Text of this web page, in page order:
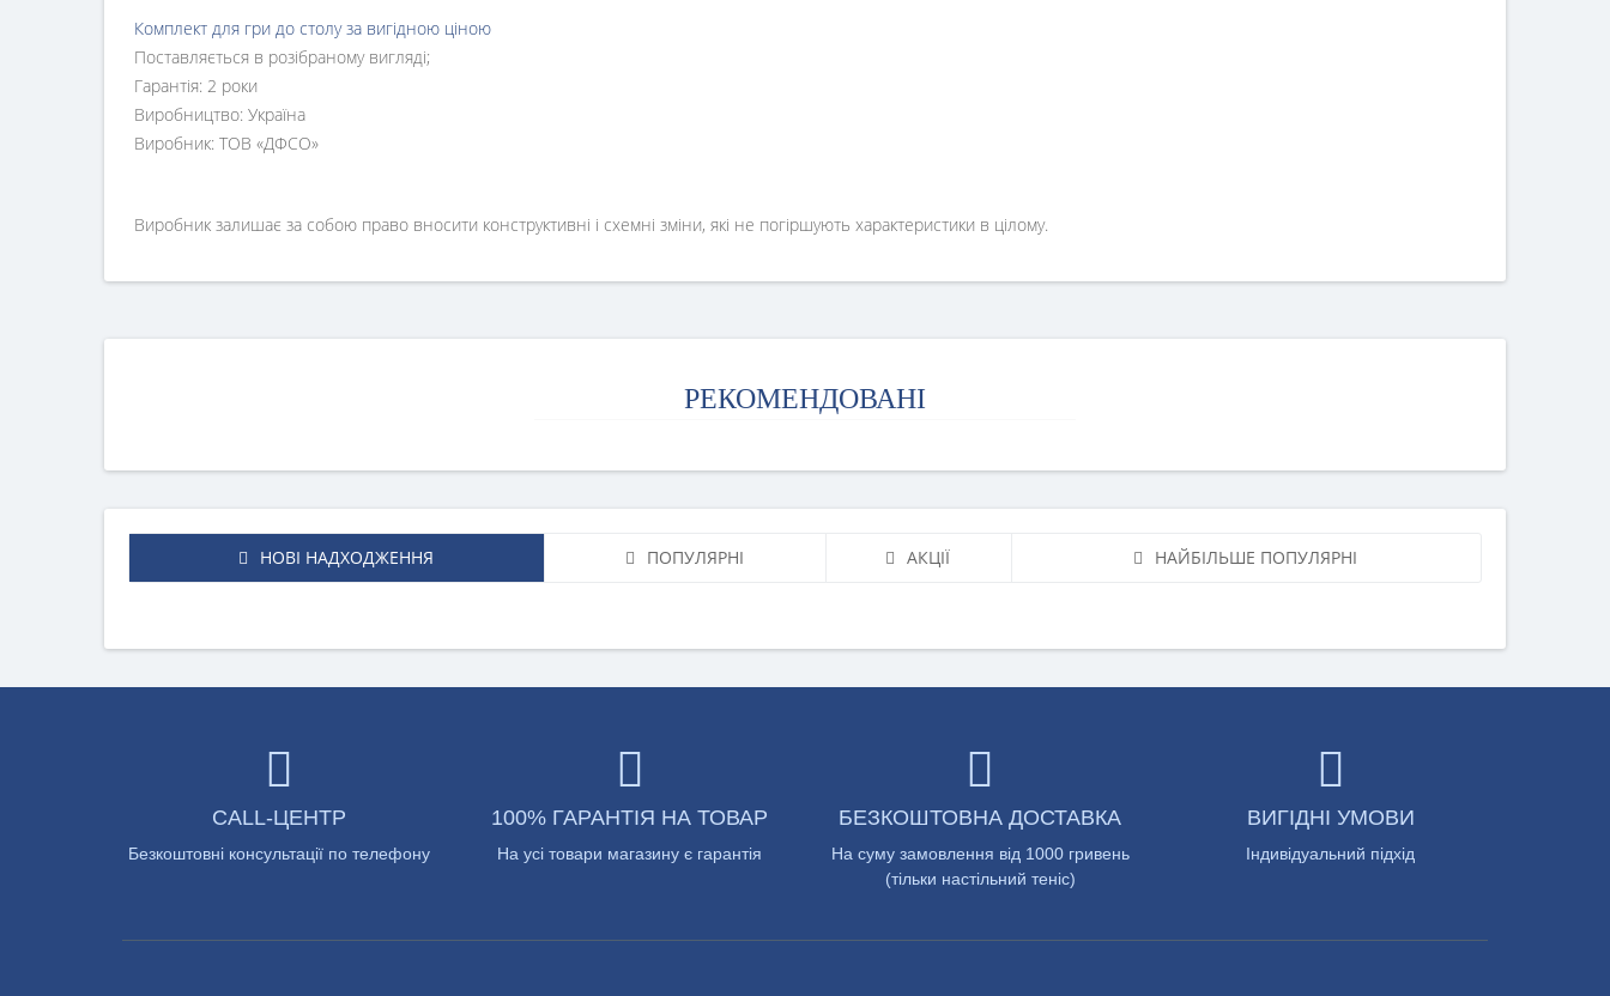
Комплект для гри до столу за вигідною ціною
Поставляється в розібраному вигляді;
Гарантія: 2 роки
Виробництво: Україна
Виробник: ТОВ «ДФСО»
Виробник залишає за собою право вносити конструктивні і схемні зміни, які не погіршують характеристики в цілому.
РЕКОМЕНДОВАНІ
НОВІ НАДХОДЖЕННЯ ПОПУЛЯРНІ АКЦІЇ НАЙБІЛЬШЕ ПОПУЛЯРНІ
CALL-ЦЕНТР
Безкоштовні консультації по телефону
100% ГАРАНТІЯ НА ТОВАР
На усі товари магазину є гарантія
БЕЗКОШТОВНА ДОСТАВКА
На суму замовлення від 1000 гривень
(тільки настільний теніс)
ВИГІДНІ УМОВИ
Індивідуальний підхід